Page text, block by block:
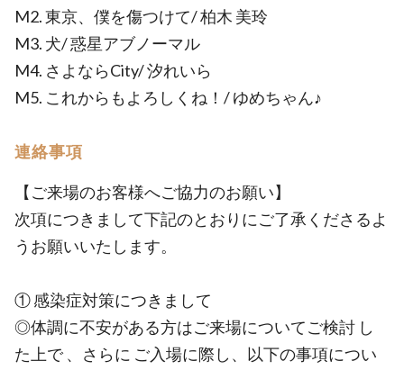
M2. 東京、僕を傷つけて/ 柏木 美玲
M3. 犬/ 惑星アブノーマル
M4. さよならCity/ 汐れいら
M5. これからもよろしくね！/ ゆめちゃん♪
連絡事項
【ご来場のお客様へご協力のお願い】
次項につきまして下記のとおりにご了承くださるよ
うお願いいたします。
① 感染症対策につきまして
◎体調に不安がある方はご来場についてご検討 し
た上で 、さらに ご入場に際し、以下の事項につい